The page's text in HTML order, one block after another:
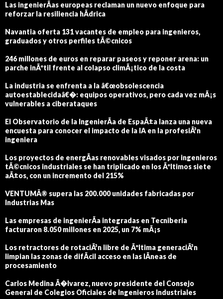
Las ingenierÃ­as europeas reclaman un nuevo enfoque para
reforzar la resiliencia hÃ­drica
Navantia oferta 131 vacantes de empleo para ingenieros,
graduados y otros perfiles tÃ©cnicos
246 millones de euros en reparar paseos y reponer arena: un
parche inÃºtil frente al colapso climÃ¡tico de la costa
La industria se enfrenta a la â€œobsolescencia
autoestablecidaâ€�: equipos operativos, pero cada vez mÃ¡s
vulnerables a ciberataques
El Observatorio de la IngenierÃ­a de EspaÃ±a lanza una nueva
encuesta para conocer el impacto de la IA en la profesiÃ³n
ingeniera
Los proyectos de energÃ­as renovables visados por ingenieros
tÃ©cnicos industriales se han triplicado en los Ãºltimos siete
aÃ±os, con un incremento del 215%
VENTUMÂ® supera las 200.000 unidades fabricadas por
Industrias Mas
Las empresas de ingenierÃ­a integradas en Tecniberia
facturaron 8.050 millones en 2025, un 7% mÃ¡s
Los retractores de rotaciÃ³n libre de Ãºltima generaciÃ³n
limpian las zonas de difÃ­cil acceso en las lÃ­neas de
procesamiento
Carlos Medina Ã�lvarez, nuevo presidente del Consejo
General de Colegios Oficiales de Ingenieros Industriales